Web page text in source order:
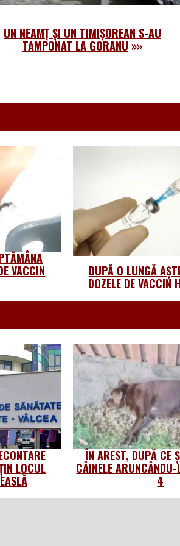
UN NEAMȚ ȘI UN TIMIȘOREAN S-AU
TAMPONAT LA GORANU »»
VACCIN
DUPĂ O LUNGĂ
DOZELE DE VACCIN
LOCUL
ÎN AREST, DUPĂ CE
CÂINELE
4